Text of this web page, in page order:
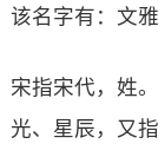
该名字有：文
宋指宋代，姓
光、星辰，又